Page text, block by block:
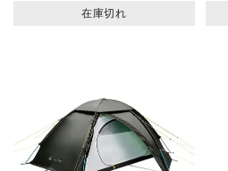
在庫切れ